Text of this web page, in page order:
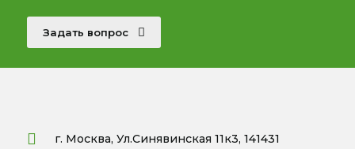
Задать вопрос
г. Москва, Ул.Синявинская 11к3, 141431